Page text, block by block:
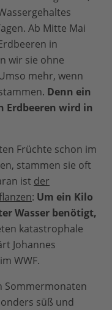
Ab Mitte Mai
in
wir sie ohne
mehr, wenn
Denn ein
Erdbeeren wird in
Früchte schon im
stammen sie oft
ist der
: Um ein Kilo
Wasser benötigt,
katastrophale
Johannes
WWF.
Sommermonaten
süß und